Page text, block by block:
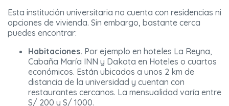
Esta institución universitaria no cuenta con residencias ni
opciones de vivienda. Sin embargo, bastante cerca
puedes encontrar:
Habitaciones. Por ejemplo en hoteles La Reyna,
Cabaña María INN y Dakota en Hoteles o cuartos
económicos. Están ubicados a unos 2 km de
distancia de la universidad y cuentan con
restaurantes cercanos. La mensualidad varía entre
S/ 200 y S/ 1000.